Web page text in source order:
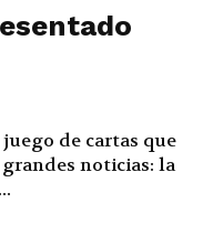
de cartas que
noticias: la